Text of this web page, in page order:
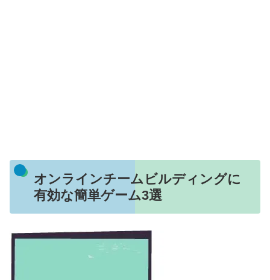
オンラインチームビルディングに
有効な簡単ゲーム3選